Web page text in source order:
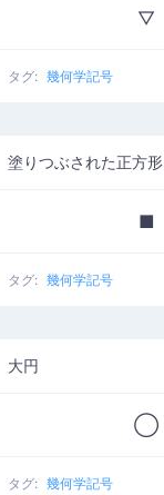
▽
タグ: 幾何学記号
塗りつぶされた正方形
■
タグ: 幾何学記号
大円
◯
タグ: 幾何学記号